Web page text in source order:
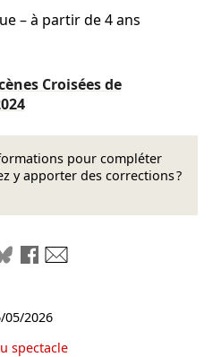
– à partir de 4 ans
Croisées de
pour compléter
y apporter des corrections ?
liensur LinkedIn
sur Mastodon
Partager sur Bluesky
Partager sur Facebook
05/2026
spectacle